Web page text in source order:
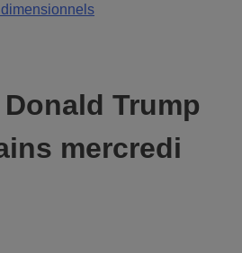
Trump
mercredi